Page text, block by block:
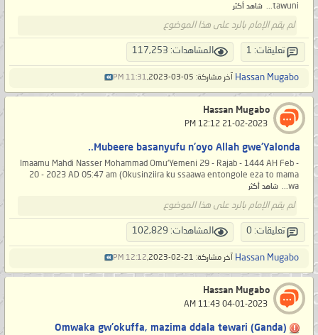
tawuni...
شاهد أكثر
لم يقم الإمام بالرد على هذا الموضوع
تعليقات: 1 المشاهدات: 117,253
Hassan Mugabo آخر مشاركة: 05-03-2023, 11:31 PM
Hassan Mugabo
Mubeere basanyufu n'oyo Allah gwe'Yalonda..
Imaamu Mahdi Nasser Mohammad Omu'Yemeni 29 - Rajab - 1444 AH Feb -
20 - 2023 AD 05:47 am (Okusinziira ku ssaawa entongole eza to mama
wa...
شاهد أكثر
لم يقم الإمام بالرد على هذا الموضوع
تعليقات: 0 المشاهدات: 102,829
Hassan Mugabo آخر مشاركة: 21-02-2023, 12:12 PM
Hassan Mugabo
(Ganda) Omwaka gw'okuffa, mazima ddala tewari